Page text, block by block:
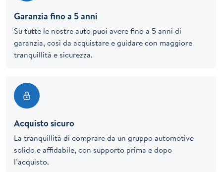
Garanzia fino a 5 anni
Su tutte le nostre auto puoi avere fino a 5 anni di
garanzia, così da acquistare e guidare con maggiore
tranquillità e sicurezza.
Acquisto sicuro
La tranquillità di comprare da un gruppo automotive
solido e affidabile, con supporto prima e dopo
l’acquisto.